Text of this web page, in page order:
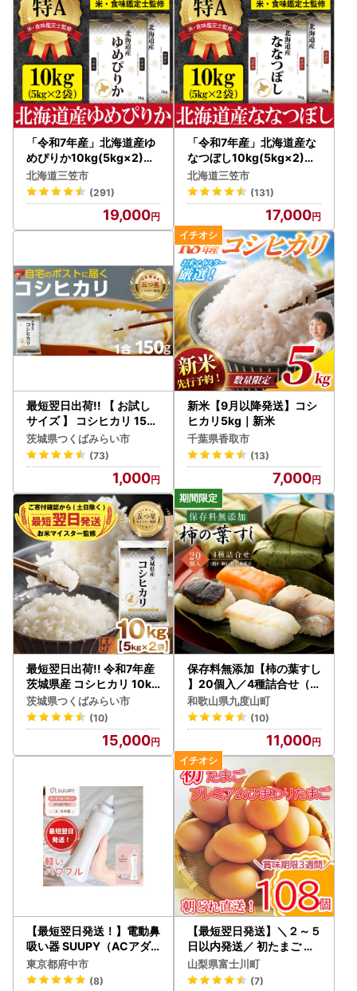
「令和7年産」北海道産ゆ
めぴりか10kg(5kg×2)【
特Aランク】米・食味鑑定
士監修＜最短翌日発送＞【
1606120】
北海道三笠市
(291)
19,000
「令和7年産」北海道産な
なつぼし10kg(5kg×2)【
特Aランク】米・食味鑑定
士監修＜最短翌日発送＞【
1606018】
北海道三笠市
(131)
17,000
最短翌日出荷!! 【 お試し
サイズ 】 コシヒカリ 150
g (150g×1袋) 令和７年産
茨城県産 お試し ♪ 1合
茨城県つくばみらい市
(73)
1,000
新米【9月以降発送】コシ
ヒカリ5kg｜新米
千葉県香取市
(13)
7,000
最短翌日出荷!! 令和7年産
茨城県産 コシヒカリ 10kg
( 5kg ×2袋)
茨城県つくばみらい市
(10)
15,000
保存料無添加【柿の葉すし
】20個入／4種詰合せ（鯖
8・鯛4・鮭4・椎茸4）［
KW2］
和歌山県九度山町
(10)
11,000
【最短翌日発送！】電動鼻
吸い器 SUUPY（ACアダ
プターセット）
東京都府中市
(8)
【最短翌日発送】＼２～５
日以内発送／ 初たまご プ
レミアムひまわりたまご1
08個程度※破卵補償
山梨県富士川町
(7)